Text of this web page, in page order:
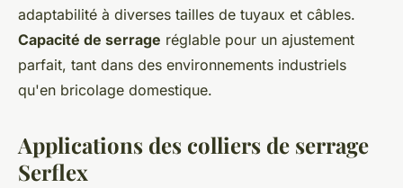
adaptabilité à diverses tailles de tuyaux et câbles.
Capacité de serrage réglable pour un ajustement
parfait, tant dans des environnements industriels
qu'en bricolage domestique.
Applications des colliers de serrage
Serflex